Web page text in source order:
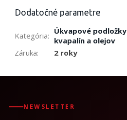
Dodatočné parametre
Kategória: Úkvapové
kvapalín a olejov
Záruka: 2 roky
NEWSLETTER